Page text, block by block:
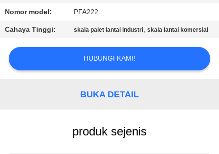
PERMINTAAN
PENAWARAN
SITEMAP
Nomor model: PFA222
Cahaya Tinggi: skala palet lantai industri,skala lantai komersial
HUBUNGI KAMI!
BUKA DETAIL
produk sejenis